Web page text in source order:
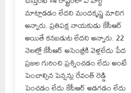
మాట్లాడడం లేదని మందకృష్ణ మాదిగ
అన్నారు. ప్రతిపక్ష నాయకుడు కేసీఆర్
అయితే కనబడుట లేదని అన్నారు. 22
నెలల్లో కేసీఆర్ అసెంబ్లీకి వెళ్లలేదు పేద
ప్రజల గురించి ప్రశ్నించడం లేదు అంటే
పెంచాల్సిన పెన్షన్లు రేవంత్ రెడ్డి
పెంచడం లేదు కేసీఆర్ అడగడం లేదు